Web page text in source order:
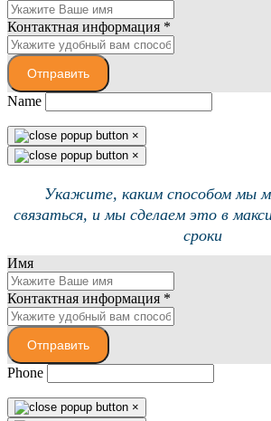
Контактная информация *
Отправить
Name
×
×
Укажите, каким способом мы
связаться, и мы сделаем это в
сроки
Имя
Контактная информация *
Отправить
Phone
×